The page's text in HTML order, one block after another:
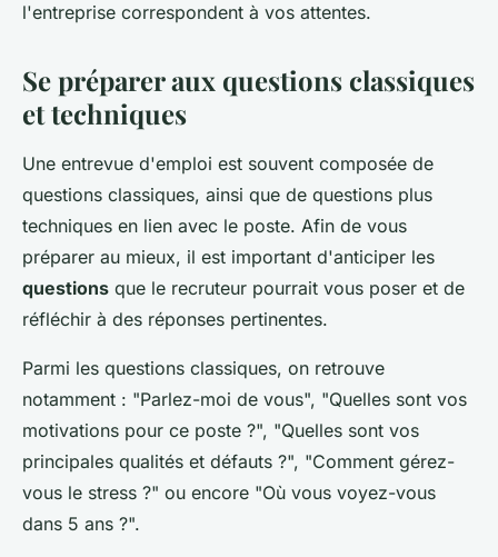
l'entreprise correspondent à vos attentes.
Se préparer aux questions classiques
et techniques
Une entrevue d'emploi est souvent composée de
questions classiques, ainsi que de questions plus
techniques en lien avec le poste. Afin de vous
préparer au mieux, il est important d'anticiper les
questions que le recruteur pourrait vous poser et de
réfléchir à des réponses pertinentes.
Parmi les questions classiques, on retrouve
notamment : "Parlez-moi de vous", "Quelles sont vos
motivations pour ce poste ?", "Quelles sont vos
principales qualités et défauts ?", "Comment gérez-
vous le stress ?" ou encore "Où vous voyez-vous
dans 5 ans ?".